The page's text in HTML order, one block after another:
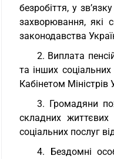
безробіття, у
захворювання, які
законодавства
2. Виплата
та інших
Кабінетом Міністрів
3. Громадяни
складних
соціальних послуг
4. Бездомні